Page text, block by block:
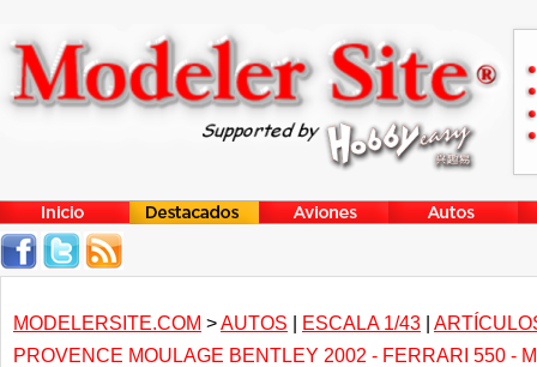
MODELERSITE.COM >AUTOS | ESCALA 1/43 |
PROVENCE MOULAGE BENTLEY 2002 - FERRARI 550 -